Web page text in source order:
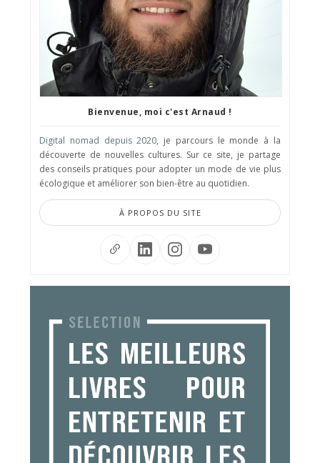
Bienvenue, moi c'est Arnaud !
Digital nomad depuis 2020, je parcours le monde à la
découverte de nouvelles cultures. Sur ce site, je partage
des conseils pratiques pour adopter un mode de vie plus
écologique et améliorer son bien-être au quotidien.
À PROPOS DU SITE